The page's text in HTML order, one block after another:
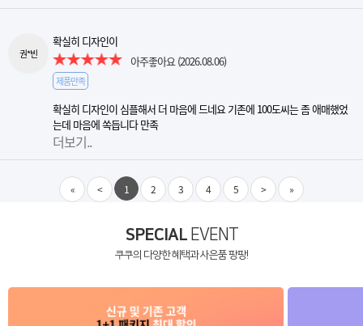
권*빈
확실히 디자인이
아주좋아요(2026.08.06)
제품만족
확실히 디자인이 심플해서 더 마음에 드네요 기존에 100도씨는 좀 애매했었
는데 마음에 쏙듭니다 만족
더보기..
« < 1 2 3 4 5 > »
SPECIALEVENT
쿠쿠의 다양한 혜택과 사은품 팡팡!